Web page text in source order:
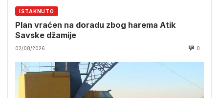
ISTAKNUTO
Plan vraćen na doradu zbog harema Atik
Savske džamije
02/08/2026 0